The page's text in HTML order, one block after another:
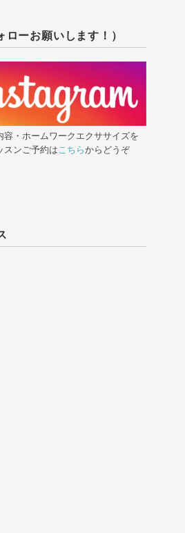
ーお願いします！）
容・ホームワークエクササイズを
スンご予約はこちらからどうぞ